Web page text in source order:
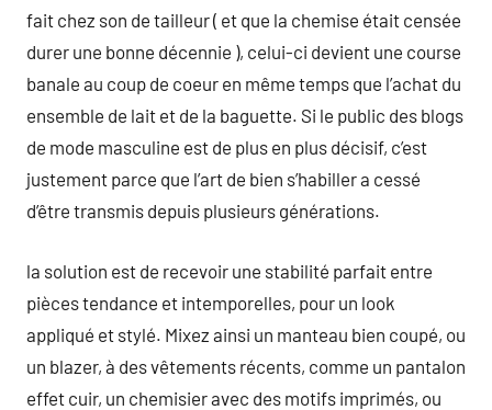
fait chez son de tailleur ( et que la chemise était censée
durer une bonne décennie ), celui-ci devient une course
banale au coup de coeur en même temps que l’achat du
ensemble de lait et de la baguette. Si le public des blogs
de mode masculine est de plus en plus décisif, c’est
justement parce que l’art de bien s’habiller a cessé
d’être transmis depuis plusieurs générations.
la solution est de recevoir une stabilité parfait entre
pièces tendance et intemporelles, pour un look
appliqué et stylé. Mixez ainsi un manteau bien coupé, ou
un blazer, à des vêtements récents, comme un pantalon
effet cuir, un chemisier avec des motifs imprimés, ou